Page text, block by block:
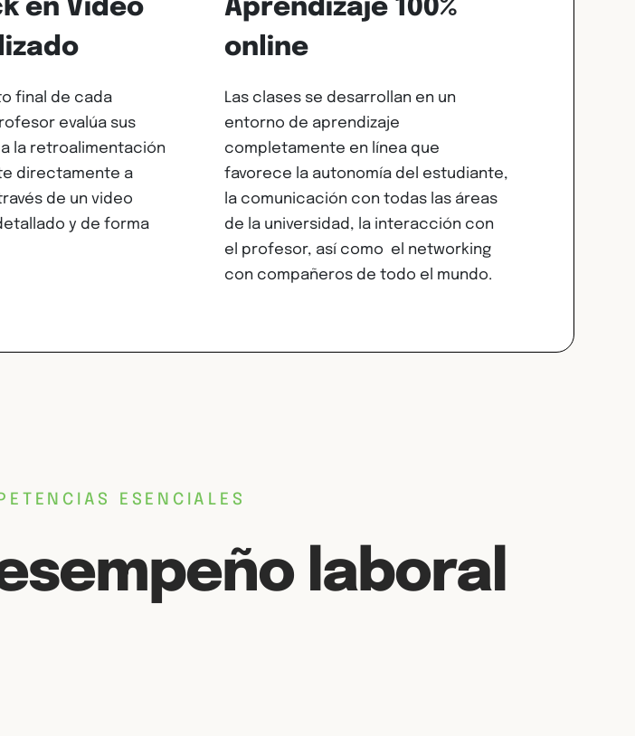
en Video
final de cada
evalúa sus
la retroalimentación
directamente a
de un video
y de forma
Aprendizaje 100%
online
Las clases se desarrollan en un
entorno de aprendizaje
completamente en línea que
favorece la autonomía del estudiante,
la comunicación con todas las áreas
de la universidad, la interacción con
el profesor, así como el networking
con compañeros de todo el mundo.
ESENCIALES
laboral